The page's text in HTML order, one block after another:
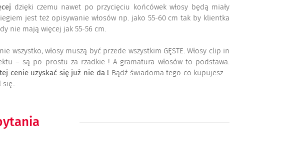
dzięki czemu nawet po przycięciu końcówek włosy będą miały
jest też opisywanie włosów np. jako 55-60 cm tak by klientka
nie mają więcej jak 55-56 cm.
włosy muszą być przede wszystkim GĘSTE. Włosy clip in
– są po prostu za rzadkie ! A gramatura włosów to podstawa.
cenie uzyskać się już nie da ! Bądź świadoma tego co kupujesz –
się..